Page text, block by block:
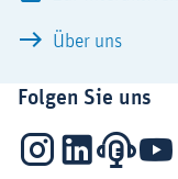
Über uns
Folgen Sie uns
InstagramLinkedInPodcasts